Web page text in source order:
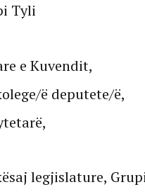
Tyli
e Kuvendit,
ë deputete/ë,
legjislature,